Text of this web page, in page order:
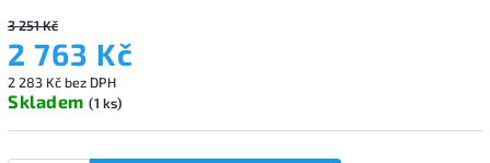
3 251 Kč
2 763 Kč
2 283 Kč bez DPH
Skladem (1 ks)